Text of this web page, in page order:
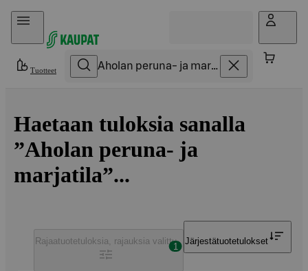
Hyppää sisältöön
Tuotteet
Haetaan tuloksia sanalla
”Aholan peruna- ja
marjatila”...
Rajaatuotetuloksia, rajauksia valittu
1
Järjestätuotetulokset